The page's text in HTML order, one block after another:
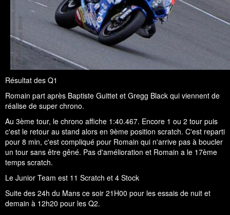
Résultat des Q1
Romain part après Baptiste Guittet et Gregg Black qui viennent de
réalise de super chrono.
Au 3ème tour, le chrono affiche 1:40.467. Encore 1 ou 2 tour puis
c'est le retour au stand alors en 9ème position scratch. C'est reparti
pour 8 min, c'est compliqué pour Romain qui n'arrive pas à boucler
un tour sans être gêné. Pas d'amélioration et Romain a le 17ème
temps scratch.
Le Junior Team est 11 Scratch et 4 Stock
Suite des 24h du Mans ce soir 21H00 pour les essais de nuit et
demain à 12h20 pour les Q2.